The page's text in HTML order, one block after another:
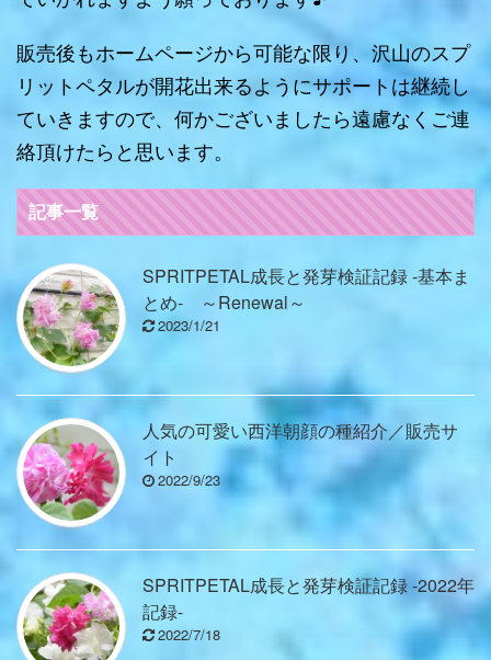
販売後もホームページから可能な限り、沢山のスプ
リットペタルが開花出来るようにサポートは継続し
ていきますので、何かございましたら遠慮なくご連
絡頂けたらと思います。
記事一覧
SPRITPETAL成長と発芽検証記録 -基本ま
とめ- ～Renewal～
2023/1/21
人気の可愛い西洋朝顔の種紹介／販売サ
イト
2022/9/23
SPRITPETAL成長と発芽検証記録 -2022年
記録-
2022/7/18